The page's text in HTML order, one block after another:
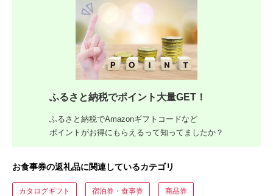
ふるさと納税でポイント大量GET！
ふるさと納税でAmazonギフトコードなど
ポイントがお得にもらえるって知ってましたか？
お食事券の返礼品に関連しているカテゴリ
カタログギフト 宿泊券・食事券 商品券